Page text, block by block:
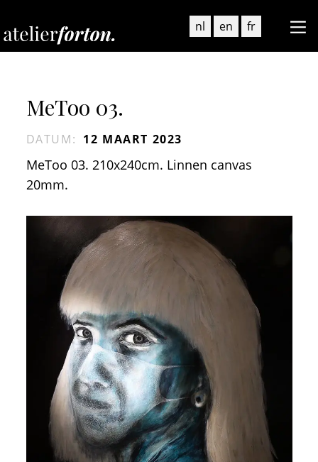
nl en fr
MeToo 03.
DATUM: 12 MAART 2023
MeToo 03. 210x240cm. Linnen canvas
20mm.